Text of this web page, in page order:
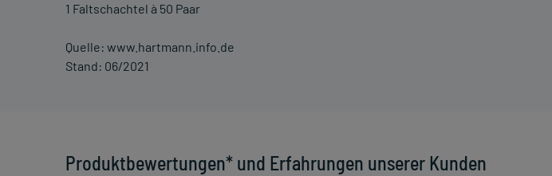
1 Faltschachtel à 50 Paar
Quelle: www.hartmann.info.de
Stand: 06/2021
Produktbewertungen* und Erfahrungen unserer Kunden